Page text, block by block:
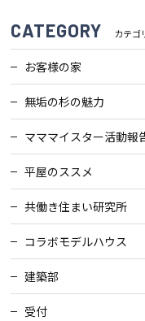
CATEGORY カテゴ
お客様の家
無垢の杉の魅力
マママイスター活動報
平屋のススメ
共働き住まい研究所
コラボモデルハウス
建築部
受付